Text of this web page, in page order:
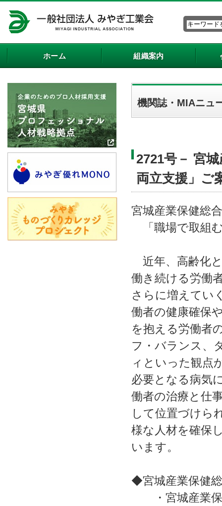
ホーム 組織案内
機関誌・MIAニュ
2721号－ 宮
両立支援」ご
宮城産業保健総
「職場で取組
近年、高齢化
働き続ける労働
さらに増えてい
働者の健康確保
を抱える労働者
フ・バランス、
ィといった観点
必要となる病気
働者の治療と仕
して位置づけら
様な人材を確保
います。
◆宮城産業保健
・宮城産業保